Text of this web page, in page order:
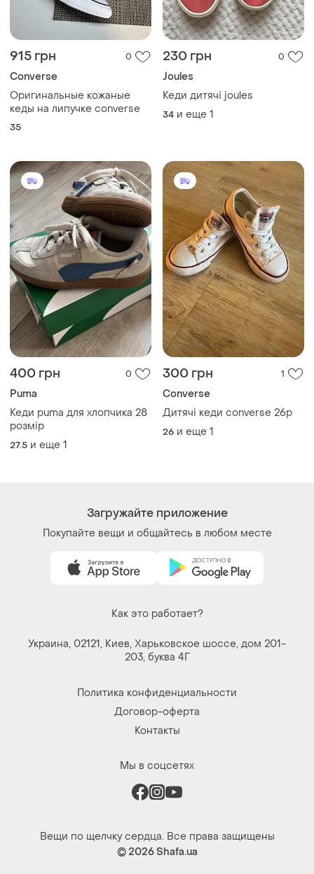
915 грн 0
Converse
Оригинальные кожаные
кеды на липучке converse
35
230 грн 0
Joules
Кеди дитячі joules
34 и еще 1
400 грн 0
Puma
Кеди puma для хлопчика 28
розмір
27.5 и еще 1
300 грн 1
Converse
Дитячі кеди converse 26p
26 и еще 1
Загружайте приложение
Покупайте вещи и общайтесь в любом месте
Как это работает?
Украина, 02121, Киев, Харьковское шоссе, дом 201-
203, буква 4Г
Политика конфиденциальности
Договор-оферта
Контакты
Мы в соцсетях
Вещи по щелчку сердца. Все права защищены
© 2026Shafa.ua